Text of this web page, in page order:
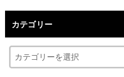
カテゴリー